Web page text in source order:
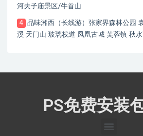
河夫子庙景区/牛首山
4
品味湘西（长线游）张家界森林公园
溪 天门山 玻璃栈道 凤凰古城 芙蓉镇 秋
PS免费安装